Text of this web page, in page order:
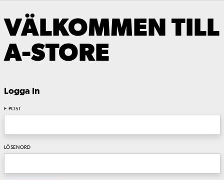
VÄLKOMMEN TILL
A-STORE
Logga In
E-POST
LÖSENORD